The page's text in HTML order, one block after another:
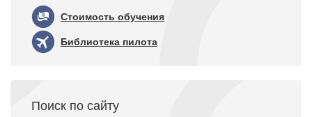
Стоимость обучения
Библиотека пилота
Поиск по сайту